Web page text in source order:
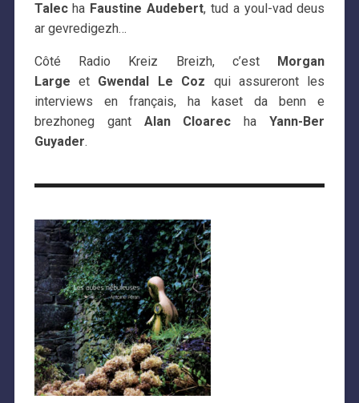
Talecha Faustine Audebert, tud a youl-vad deus
ar gevredigezh…
Côté Radio Kreiz Breizh, c’est Morgan
Large et Gwendal Le Coz qui assureront les
interviews en français, ha kaset da benn e
brezhoneg gant Alan Cloarec haYann-Ber
Guyader.